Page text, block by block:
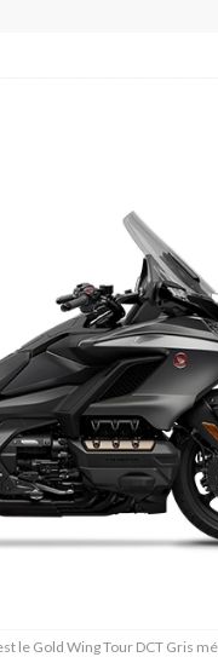
le Gold Wing Tour DCT Gris